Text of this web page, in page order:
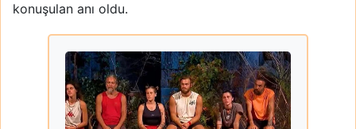
konuşulan anı oldu.